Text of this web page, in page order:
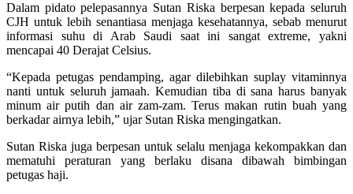
Dalam pidato pelepasannya Sutan Riska berpesan kepada seluruh
CJH untuk lebih senantiasa menjaga kesehatannya, sebab menurut
informasi suhu di Arab Saudi saat ini sangat extreme, yakni
mencapai 40 Derajat Celsius.
“Kepada petugas pendamping, agar dilebihkan suplay vitaminnya
nanti untuk seluruh jamaah. Kemudian tiba di sana harus banyak
minum air putih dan air zam-zam. Terus makan rutin buah yang
berkadar airnya lebih,” ujar Sutan Riska mengingatkan.
Sutan Riska juga berpesan untuk selalu menjaga kekompakkan dan
mematuhi peraturan yang berlaku disana dibawah bimbingan
petugas haji.